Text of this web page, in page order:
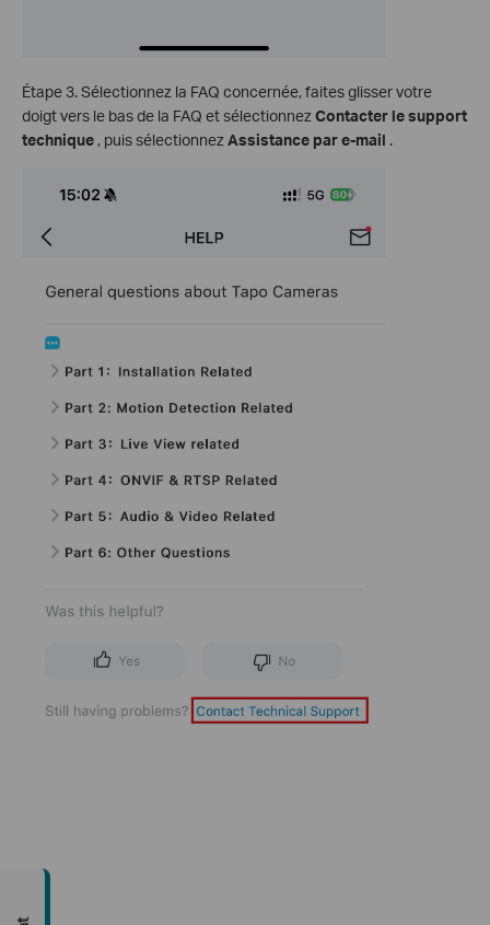
Étape 3. Sélectionnez la FAQ concernée, faites glisser votre
doigt vers le bas de la FAQ et sélectionnez Contacter le support
technique , puis sélectionnez Assistance par e-mail .